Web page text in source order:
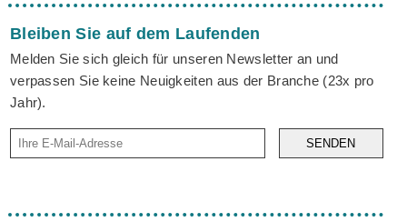
Bleiben Sie auf dem Laufenden
Melden Sie sich gleich für unseren Newsletter an und
verpassen Sie keine Neuigkeiten aus der Branche (23x pro
Jahr).
SENDEN